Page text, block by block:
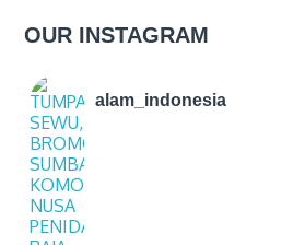
OUR INSTAGRAM
alam_indonesia